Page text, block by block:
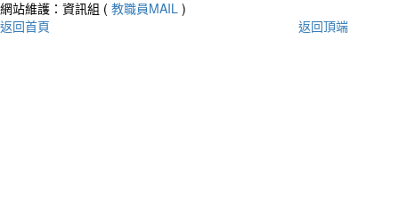
網站維護：資訊組 ( 教職員MAIL )
返回首頁
返回頂端